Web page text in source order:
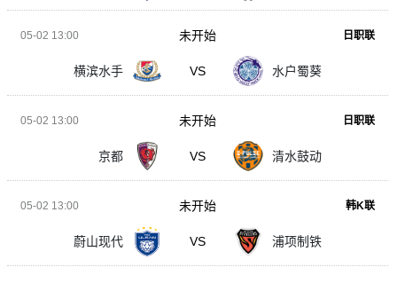
05-02 13:00 日职联
横滨水手 VS 水户蜀葵
未开始
05-02 13:00 日职联
京都 VS 清水鼓动
未开始
05-02 13:00 韩K联
蔚山现代 VS 浦项制铁
未开始